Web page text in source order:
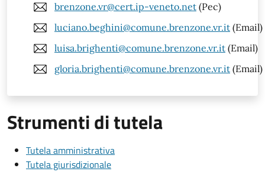
brenzone.vr@cert.ip-veneto.net (Pec)
luciano.beghini@comune.brenzone.vr.it (Email)
luisa.brighenti@comune.brenzone.vr.it (Email)
gloria.brighenti@comune.brenzone.vr.it (Email)
Strumenti di tutela
Tutela amministrativa
Tutela giurisdizionale